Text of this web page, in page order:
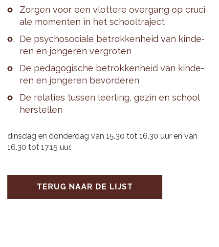
Zor­gen voor een vlot­te­re over­gang op cru­ci­
a­le mo­men­ten in het school­tra­ject
De psy­cho­so­ci­a­le be­trok­ken­heid van kin­de­
ren en jon­ge­ren ver­gro­ten
De pe­da­go­gi­sche be­trok­ken­heid van kin­de­
ren en jon­ge­ren be­vor­de­ren
De re­la­ties tus­sen leer­ling, gezin en school
her­stel­len
dinsdag en donderdag van 15.30 tot 16.30 uur en van
16.30 tot 17.15 uur.
TERUG NAAR DE LIJST